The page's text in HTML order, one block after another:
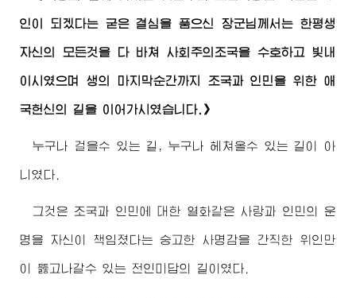
인이 되겠다는 굳은 결심을 품으신장군님 께서는 한평생
자신의 모든것을 다 바쳐 사회주의조국을 수호하고 빛내
이시였으며 생의 마지막순간까지 조국과 인민을 위한 애
국헌신의 길을 이어가시였습니다.》
누구나 걸을수 있는 길, 누구나 헤쳐올수 있는 길이 아
니였다.
그것은 조국과 인민에 대한 열화같은 사랑과 인민의 운
명을 자신이 책임졌다는 숭고한 사명감을 간직한 위인만
이 뚫고나갈수 있는 전인미답의 길이였다.